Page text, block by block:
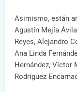
Asimismo, están
Agustín Mejía
Reyes, Alejandro
Ana Linda
Hernández, Víctor
Rodríguez